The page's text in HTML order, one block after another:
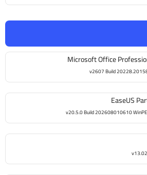
Microsoft Office
v2607 Build
EaseUS
v20.5.0 Build 202608010610 WinPE
v13.02